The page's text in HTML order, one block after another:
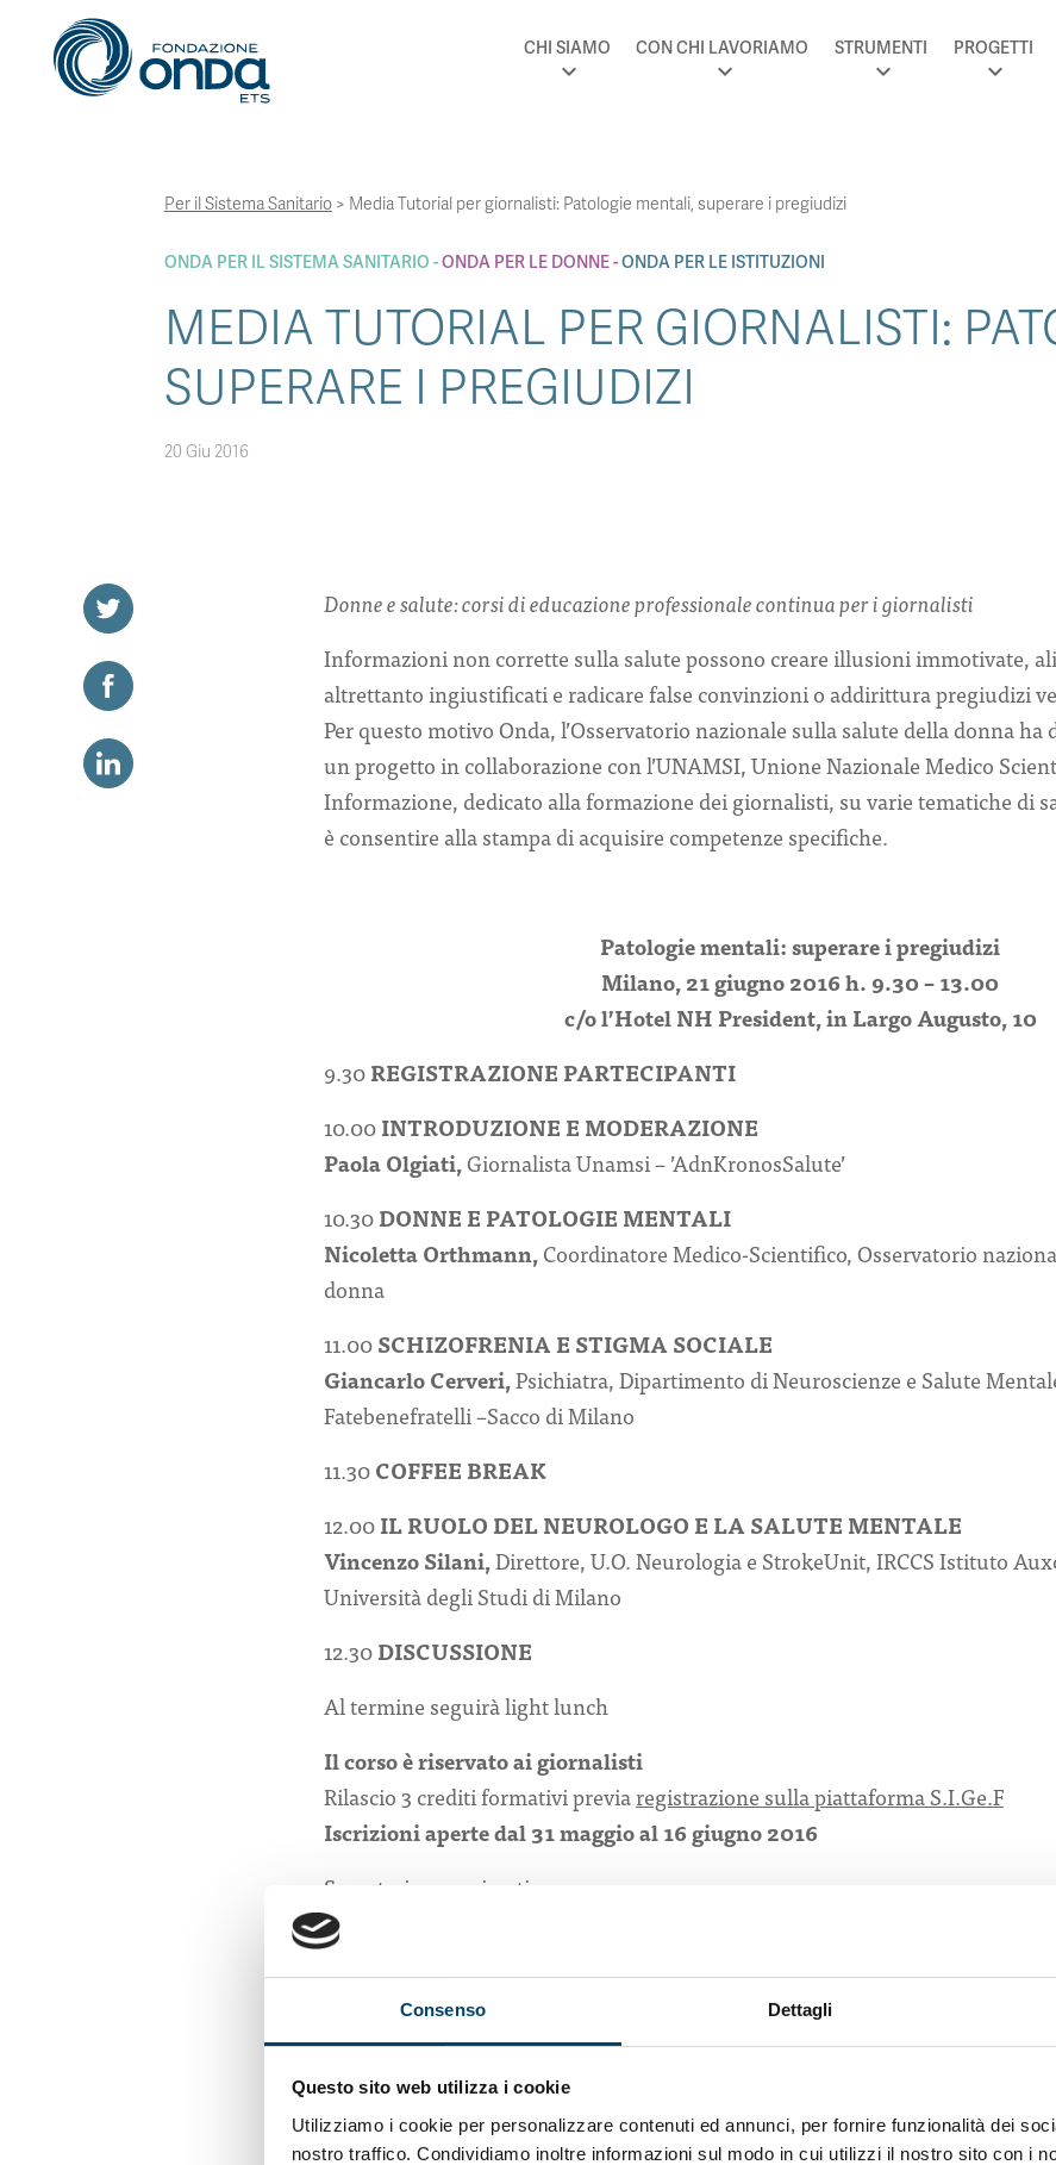
Consenso Dettagli
Questo sito web utilizza i cookie
Utilizziamo i cookie per personalizzare contenuti ed annunci, per fornire funzionalità dei
nostro traffico. Condividiamo inoltre informazioni sul modo in cui utilizzi il nostro sito con i
CHI SIAMO CON CHI LAVORIAMO STRUMENTI PROGETTI
Per il Sistema Sanitario > Media Tutorial per giornalisti: Patologie mentali, superare i pregiudizi
ONDA PER IL SISTEMA SANITARIO ONDA PER LE DONNE ONDA PER LE ISTITUZIONI
MEDIA TUTORIAL PER GIORNALISTI:
SUPERARE I PREGIUDIZI
20 Giu 2016
Donne e salute: corsi di educazione professionale continua per i giornalisti
Informazioni non corrette sulla salute possono creare illusioni immotivate,
altrettanto ingiustificati e radicare false convinzioni o addirittura pregiudizi
Per questo motivo Onda, l’Osservatorio nazionale sulla salute della donna ha
un progetto in collaborazione con l’UNAMSI, Unione Nazionale Medico
Informazione, dedicato alla formazione dei giornalisti, su varie tematiche di
è consentire alla stampa di acquisire competenze specifiche.
Patologie mentali: superare i pregiudizi
Milano, 21 giugno 2016 h. 9.30 – 13.00
c/o l’Hotel NH President, in Largo Augusto, 10
9.30REGISTRAZIONE PARTECIPANTI
10.00INTRODUZIONE E MODERAZIONE
PaolaOlgiati,Giornalista Unamsi – ’AdnKronosSalute’
10.30DONNE E PATOLOGIE MENTALI
NicolettaOrthmann,Coordinatore Medico-Scientifico, Osservatorio
donna
11.00SCHIZOFRENIA E STIGMA SOCIALE
Giancarlo Cerveri,Psichiatra, Dipartimento di Neuroscienze e Salute
Fatebenefratelli –Sacco di Milano
11.30COFFEE BREAK
12.00IL RUOLO DEL NEUROLOGO E LA SALUTE MENTALE
Vincenzo Silani,Direttore, U.O. Neurologia e StrokeUnit, IRCCS Istituto
Università degli Studi di Milano
12.30DISCUSSIONE
Al termine seguirà light lunch
Il corso è riservato ai giornalisti
Rilascio 3 crediti formativi previaregistrazione sulla piattaforma S.I.Ge.F
Iscrizioni aperte dal 31 maggio al 16 giugno 2016
Segreteria organizzativa
Onda, Osservatorio nazionale sulla salute della donna: 02 29015286
Giulia Di Donato: cell. 366 6276208 – g.didonato@ondaosservatorio.it
Realizzato in collaborazione con UNAMSI e con il contributo incondizionato di
MATERIALE DOWNLOAD